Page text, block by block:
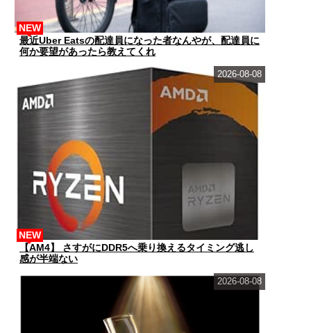
最近Uber Eatsの配達員になった者なんやが、配達員に
何か要望があったら教えてくれ
NEW
【AM4】 さすがにDDR5へ乗り換えるタイミング逃し
感が半端ない
NEW
2026-08-08
2026-08-08